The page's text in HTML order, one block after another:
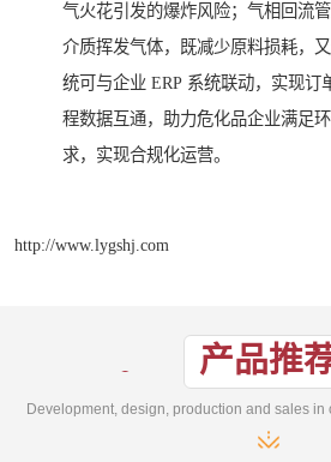
气火花引发的爆炸风险；气相回流
介质挥发气体，既减少原料损耗，
统可与企业 ERP 系统联动，实现订
程数据互通，助力危化品企业满足
求，实现合规化运营。
http://www.lygshj.com
产品推